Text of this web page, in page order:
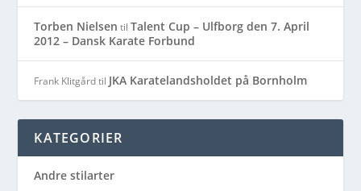
Torben Nielsen tilTalent Cup – Ulfborg den 7. April
2012 – Dansk Karate Forbund
Frank Klitgårdtil JKA Karatelandsholdet på Bornholm
KATEGORIER
Andre stilarter